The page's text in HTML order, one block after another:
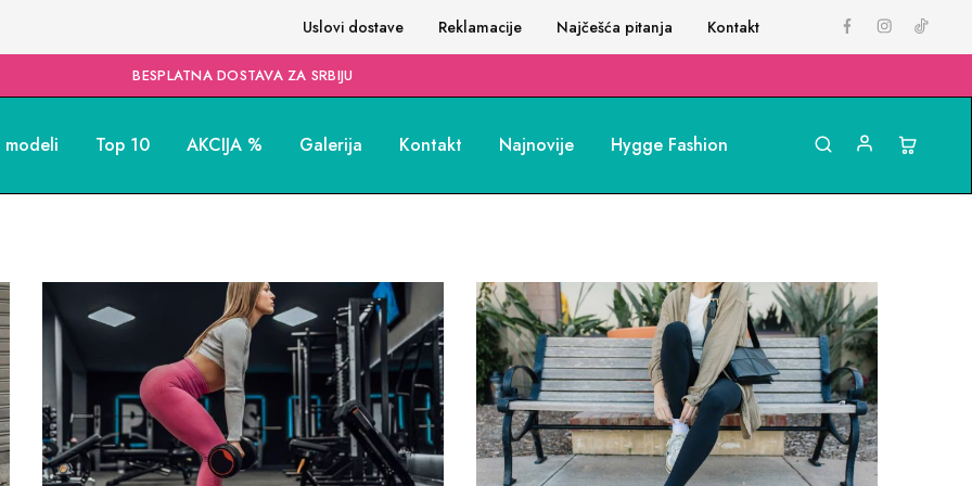
Uslovi dostave Reklamacije Najčešća pitanja Kontakt
BESPLATNA DOSTAVA ZA SRBIJU
modeli Top 10 AKCIJA % Galerija Kontakt Najnovije Hygge Fashion